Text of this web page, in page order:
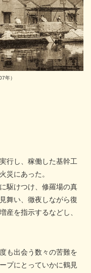
年）
行し、稼働した基幹工
災にあった。
駆けつけ、修羅場の真
舞い、徹夜しながら復
産を指示するなどし、
も出会う数々の苦難を
プにとっていかに鶴見